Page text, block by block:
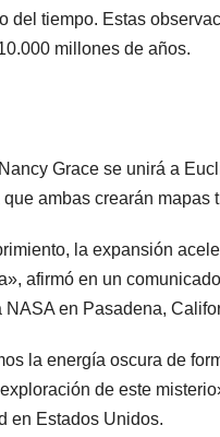
del tiempo. Estas
millones de años.
Grace se unirá a
ambas crearán mapas
la expansión
afirmó en un
en Pasadena,
la energía oscura de
de este
en Estados Unidos.